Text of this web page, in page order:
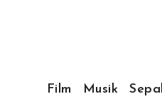
Film Musik